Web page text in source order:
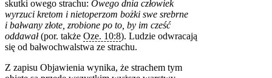
skutki owego strachu: Owego dnia człowiek
wyrzuci kretom i nietoperzom bożki swe srebrne
i bałwany złote, zrobione po to, by im cześć
oddawał(por. także Oze. 10:8). Ludzie odwracają
się od bałwochwalstwa ze strachu.
Z zapisu Objawienia wynika, że strachem tym